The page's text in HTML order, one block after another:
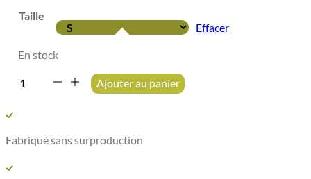
était :
85,00 €.
est :
49,00 €.
Taille
Effacer
En stock
quantité
en
Ajouter au panier
Fabriqué sans surproduction